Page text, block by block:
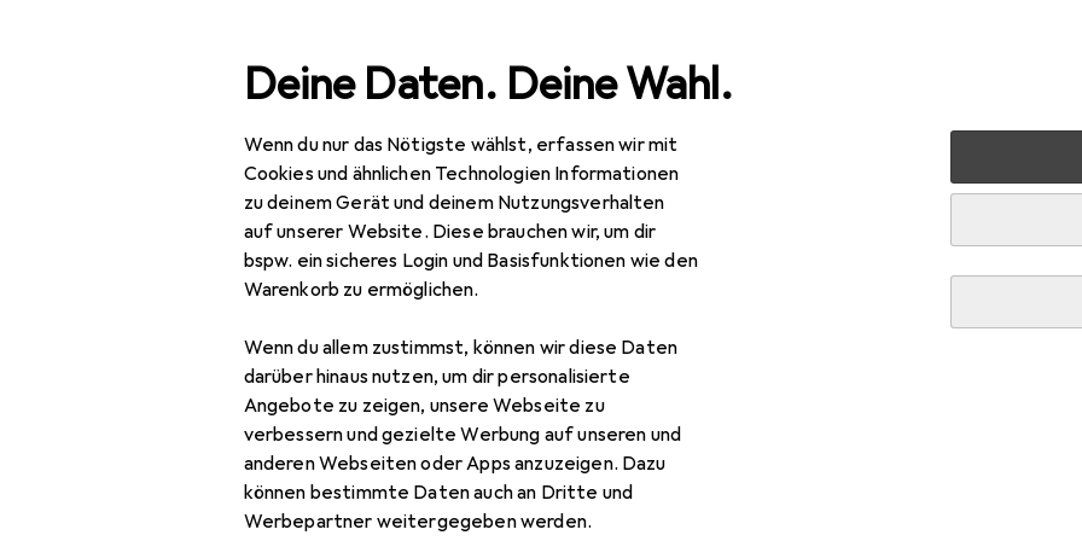
Deine Daten. Deine Wahl.
Wenn du nur das Nötigste wählst, erfassen wir mit
Cookies und ähnlichen Technologien Informationen
zu deinem Gerät und deinem Nutzungsverhalten
auf unserer Website. Diese brauchen wir, um dir
bspw. ein sicheres Login und Basisfunktionen wie den
Warenkorb zu ermöglichen.
Wenn du allem zustimmst, können wir diese Daten
darüber hinaus nutzen, um dir personalisierte
Angebote zu zeigen, unsere Webseite zu
verbessern und gezielte Werbung auf unseren und
anderen Webseiten oder Apps anzuzeigen. Dazu
können bestimmte Daten auch an Dritte und
Werbepartner weitergegeben werden.
Navigation nach Kategorien
IT + Multimedia Smartphones + Tablets Smartphone Zubehör